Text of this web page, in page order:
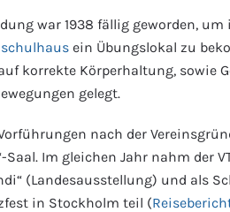
war 1938 fällig geworden, um
ein Übungslokal zu
korrekte Körperhaltung, sowie
gelegt.
nach der
Saal. Im gleichen Jahr nahm der
(Landesausstellung) und als
in Stockholm teil (